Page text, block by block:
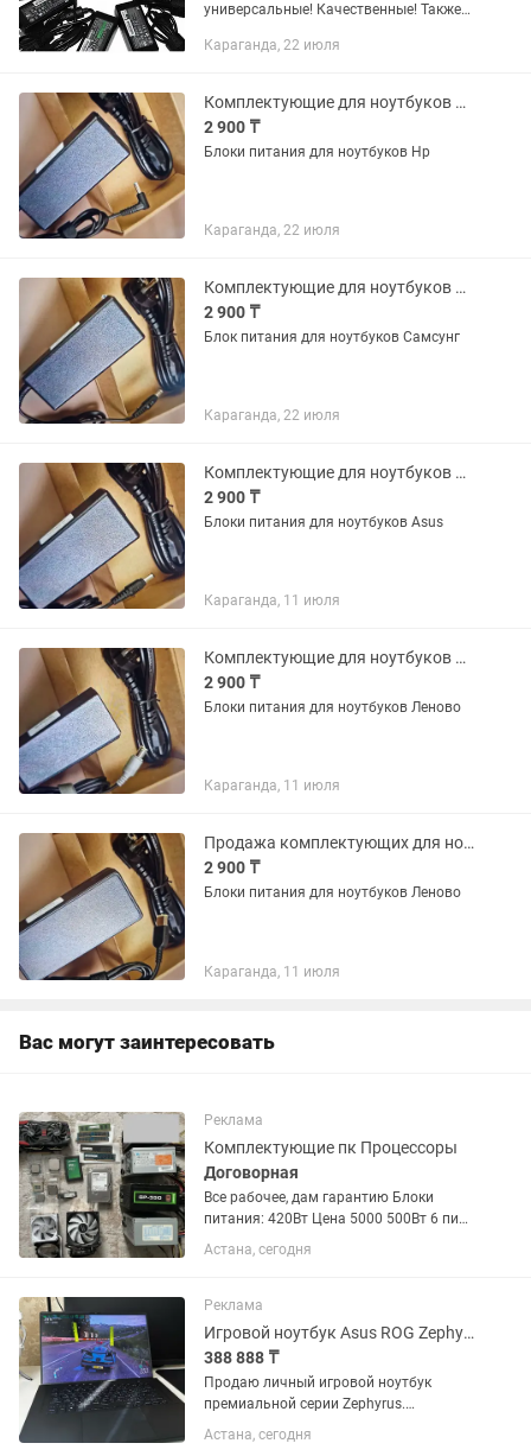
универсальные! Качественные! Также
техники любой сложности с гарантией
Караганда, 22 июля
Комплектующие для ноутбуков и компьютеров
2 900 ₸
Блоки питания для ноутбуков Hp
Караганда, 22 июля
Комплектующие для ноутбуков и компьютеров
2 900 ₸
Блок питания для ноутбуков Самсунг
Караганда, 22 июля
Комплектующие для ноутбуков и компьютеров
2 900 ₸
Блоки питания для ноутбуков Asus
Караганда, 11 июля
Комплектующие для ноутбуков и компьютеров
2 900 ₸
Блоки питания для ноутбуков Леново
Караганда, 11 июля
Продажа комплектующих для ноутбуков и компьютеров
2 900 ₸
Блоки питания для ноутбуков Леново
Караганда, 11 июля
Вас могут заинтересовать
Реклама
Комплектующие пк Процессоры
Договорная
Все рабочее, дам гарантию Блоки
питания: 420Вт Цена 5000 500Вт 6 пин.
Цена 7000 550Вт Gamemax GP-550 6+2
6+2 пин Цена 15000 Корпус
Накопители: SSD 30Gb Цена...
Астана, сегодня
Реклама
Игровой ноутбук Asus ROG Zephyrus M16 [2021]
388 888 ₸
Продаю личный игровой ноутбук
премиальной серии Zephyrus.
Покупался в конце 2021 года.
Последние два года практически не
Астана, сегодня